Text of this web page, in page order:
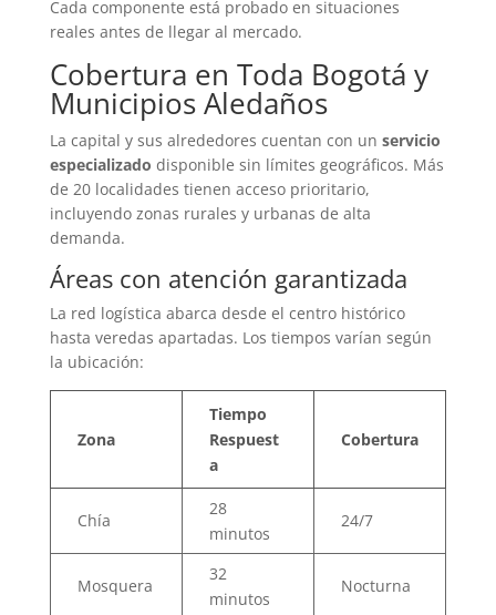
Cada componente está probado en situaciones
reales antes de llegar al mercado.
Cobertura en Toda Bogotá y
Municipios Aledaños
La capital y sus alrededores cuentan con un servicio
especializado disponible sin límites geográficos. Más
de 20 localidades tienen acceso prioritario,
incluyendo zonas rurales y urbanas de alta
demanda.
Áreas con atención garantizada
La red logística abarca desde el centro histórico
hasta veredas apartadas. Los tiempos varían según
la ubicación:
Zona
Tiempo
Respuest
a
Cobertura
Chía
28
minutos
24/7
Mosquera
32
minutos
Nocturna